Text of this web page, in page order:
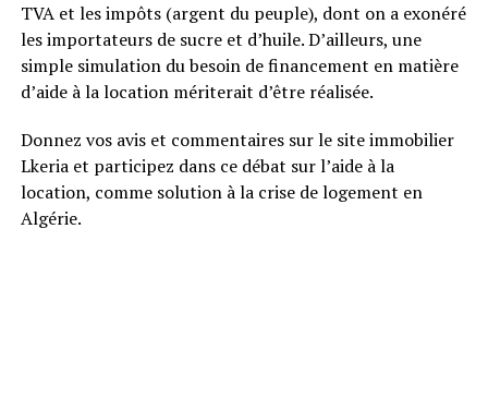
TVA et les impôts (argent du peuple), dont on a exonéré
les importateurs de sucre et d’huile.D’ailleurs, une
simple simulation du besoin de financement en matière
d’aide à la location mériterait d’être réalisée.
Donnez vos avis et commentaires sur le site immobilier
Lkeria et participez dans ce débat sur l’aide à la
location, comme solution à la crise de logement en
Algérie.